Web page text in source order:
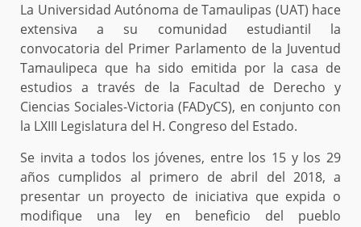
La Universidad Autónoma de Tamaulipas (UAT) hace
extensiva a su comunidad estudiantil la
convocatoria del Primer Parlamento de la Juventud
Tamaulipeca que ha sido emitida por la casa de
estudios a través de la Facultad de Derecho y
Ciencias Sociales-Victoria (FADyCS), en conjunto con
la LXIII Legislatura del H. Congreso del Estado.
Se invita a todos los jóvenes, entre los 15 y los 29
años cumplidos al primero de abril del 2018, a
presentar un proyecto de iniciativa que expida o
modifique una ley en beneficio del pueblo